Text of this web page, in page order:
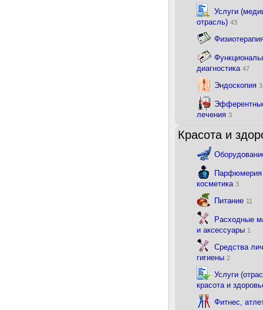
Услуги
отрасль) 43
диагностика 47
Эндоскопия 3
лечения 3
Красота и
Парфюмерия
косметика 3
Питание 11
Расходные
и аксессуары 1
Средства
гигиены 2
Услуги
красота и
Фитнес,